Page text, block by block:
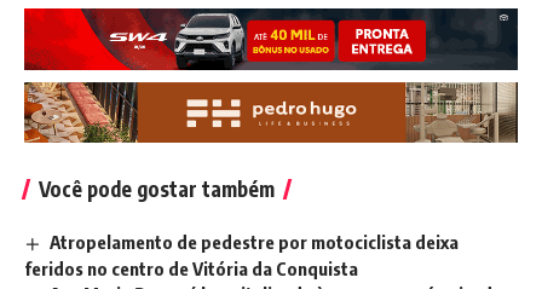
Você pode gostar também
Atropelamento de pedestre por motociclista deixa
feridos no centro de Vitória da Conquista